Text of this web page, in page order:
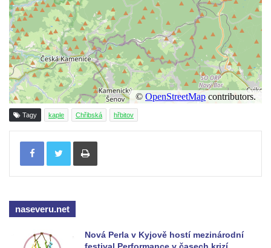
Křížová cesta Římov – VI. kaple – Olivetská
hora (Getsemanská zahrada)
Křížová cesta Římov – V. kaple – Smutná
duše
Křížová cesta Římov – IV. kaple – Pustá ves
Křížová cesta Římov – III. kaple – Stádní
brána
večeře Páně
Ježíše s Pannou Marií
Kaple v Horním Třeboníně
Kaple Panny Marie v Horním Třeboníně
Tagy kaple Chřibská hřbitov
Tisknout
naseveru.net
Nová Perla v Kyjově hostí mezinárodní